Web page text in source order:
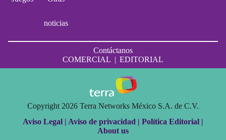
noticias
Contáctanos
COMERCIAL | EDITORIAL
Copyright 2026 Terra Networks México S.A. de C.V.
Aviso Legal | Aviso de privacidad | Política Editorial |
About us